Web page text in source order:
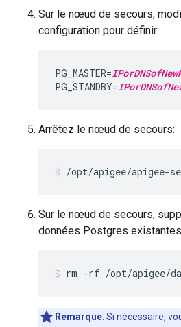
Sur le nœud de secours,
configuration pour définir:
PG_MASTER=
PG_STANDBY=
Arrêtez le nœud de secours:
/opt/apigee/apigee-
Sur le nœud de secours,
données Postgres
rm -rf /opt/apigee/
Remarque: Si nécessaire,